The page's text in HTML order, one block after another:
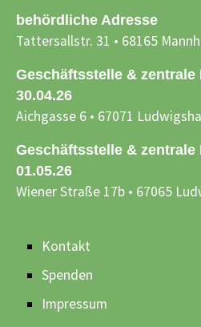
behördliche Adresse
Tattersallstr. 31 • 68165
Geschäftsstelle & zentrale
30.04.26
Aichgasse 6 • 67071
Geschäftsstelle & zentrale
01.05.26
Wiener Straße 17b • 67065
Kontakt
Spenden
Impressum